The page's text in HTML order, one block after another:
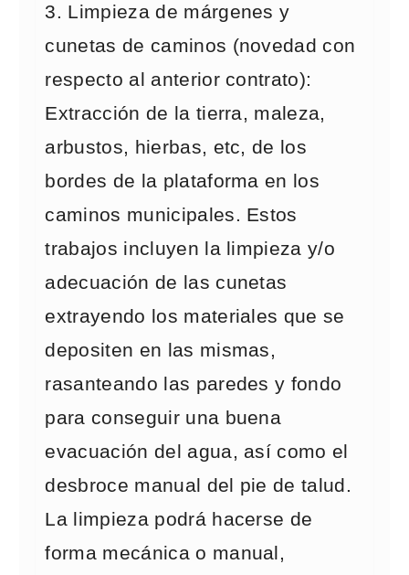
3. Limpieza de márgenes y
cunetas de caminos (novedad con
respecto al anterior contrato):
Extracción de la tierra, maleza,
arbustos, hierbas, etc, de los
bordes de la plataforma en los
caminos municipales. Estos
trabajos incluyen la limpieza y/o
adecuación de las cunetas
extrayendo los materiales que se
depositen en las mismas,
rasanteando las paredes y fondo
para conseguir una buena
evacuación del agua, así como el
desbroce manual del pie de talud.
La limpieza podrá hacerse de
forma mecánica o manual,